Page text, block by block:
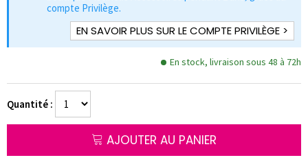
compte Privilège.
EN SAVOIR PLUS SUR LE COMPTE PRIVILÈGE >
En stock, livraison sous 48 à 72h
Quantité :
AJOUTER AU PANIER